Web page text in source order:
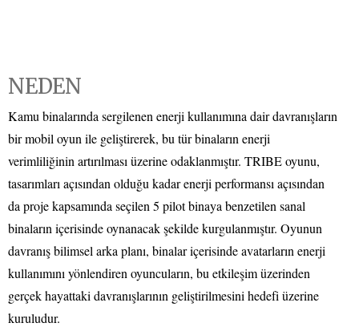
NEDEN
Kamu binalarında sergilenen enerji kullanımına dair davranışların
bir mobil oyun ile geliştirerek, bu tür binaların enerji
verimliliğinin artırılması üzerine odaklanmıştır. TRIBE oyunu,
tasarımları açısından olduğu kadar enerji performansı açısından
da proje kapsamında seçilen 5 pilot binaya benzetilen sanal
binaların içerisinde oynanacak şekilde kurgulanmıştır. Oyunun
davranış bilimsel arka planı, binalar içerisinde avatarların enerji
kullanımını yönlendiren oyuncuların, bu etkileşim üzerinden
gerçek hayattaki davranışlarının geliştirilmesini hedefi üzerine
kuruludur.